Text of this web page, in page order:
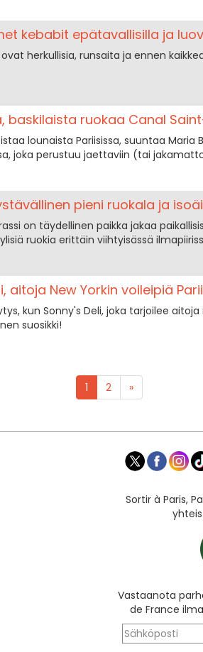
kebabit epätavallisilla ja
herkullisia, runsaita ja ennen
baskilaista ruokaa Canal
lounaista Pariisissa, suuntaa Maria
joka perustuu jaettaviin (tai
pieni ruokala ja
on täydellinen paikka jakaa
ruokia erittäin viihtyisässä
aitoja New Yorkin voileipiä
kun Sonny's Deli, joka tarjoilee
suosikki!
1 2 »
Sortir à Paris,
Vastaanota
de France